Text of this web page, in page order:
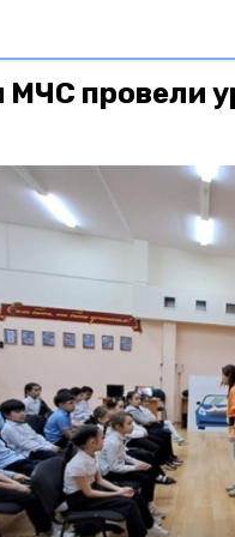
МЧС провели